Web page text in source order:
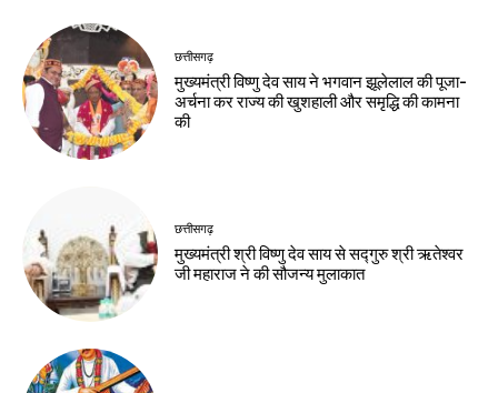
छत्तीसगढ़
मुख्यमंत्री विष्णु देव साय ने भगवान झूलेलाल की पूजा-
अर्चना कर राज्य की खुशहाली और समृद्धि की कामना
की
छत्तीसगढ़
मुख्यमंत्री श्री विष्णु देव साय से सद्गुरु श्री ऋतेश्वर
जी महाराज ने की सौजन्य मुलाकात